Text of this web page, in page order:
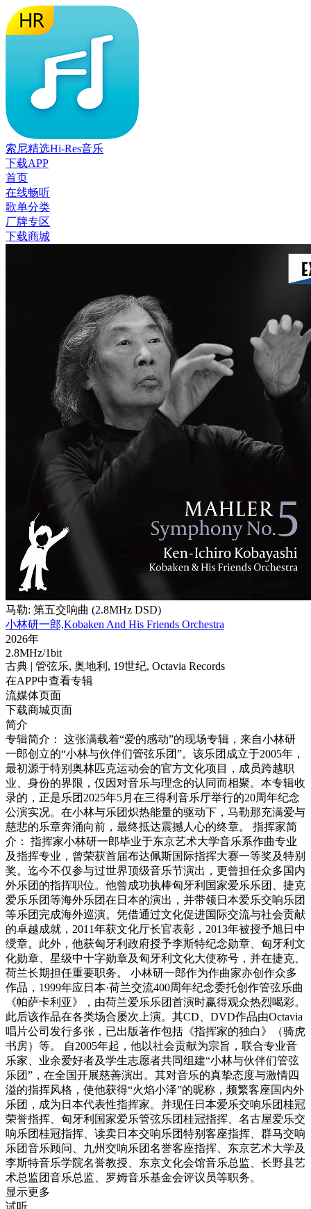
索尼精选Hi-Res音乐
下载APP
首页
在线畅听
歌单分类
厂牌专区
下载商城
马勒: 第五交响曲 (2.8MHz DSD)
小林研一郎,Kobaken And His Friends Orchestra
2026年
2.8MHz/1bit
古典 | 管弦乐, 奥地利, 19世纪, Octavia Records
在APP中查看专辑
流媒体页面
下载商城页面
简介
专辑简介： 这张满载着“爱的感动”的现场专辑，来自小林研
一郎创立的“小林与伙伴们管弦乐团”。该乐团成立于2005年，
最初源于特别奥林匹克运动会的官方文化项目，成员跨越职
业、身份的界限，仅因对音乐与理念的认同而相聚。本专辑收
录的，正是乐团2025年5月在三得利音乐厅举行的20周年纪念
公演实况。在小林与乐团炽热能量的驱动下，马勒那充满爱与
慈悲的乐章奔涌向前，最终抵达震撼人心的终章。 指挥家简
介： 指挥家小林研一郎毕业于东京艺术大学音乐系作曲专业
及指挥专业，曾荣获首届布达佩斯国际指挥大赛一等奖及特别
奖。迄今不仅参与过世界顶级音乐节演出，更曾担任众多国内
外乐团的指挥职位。他曾成功执棒匈牙利国家爱乐乐团、捷克
爱乐乐团等海外乐团在日本的演出，并带领日本爱乐交响乐团
等乐团完成海外巡演。凭借通过文化促进国际交流与社会贡献
的卓越成就，2011年获文化厅长官表彰，2013年被授予旭日中
绶章。此外，他获匈牙利政府授予李斯特纪念勋章、匈牙利文
化勋章、星级中十字勋章及匈牙利文化大使称号，并在捷克、
荷兰长期担任重要职务。 小林研一郎作为作曲家亦创作众多
作品，1999年应日本·荷兰交流400周年纪念委托创作管弦乐曲
《帕萨卡利亚》，由荷兰爱乐乐团首演时赢得观众热烈喝彩。
此后该作品在各类场合屡次上演。其CD、DVD作品由Octavia
唱片公司发行多张，已出版著作包括《指挥家的独白》（骑虎
书房）等。 自2005年起，他以社会贡献为宗旨，联合专业音
乐家、业余爱好者及学生志愿者共同组建“小林与伙伴们管弦
乐团”，在全国开展慈善演出。其对音乐的真挚态度与激情四
溢的指挥风格，使他获得“火焰小泽”的昵称，频繁客座国内外
乐团，成为日本代表性指挥家。并现任日本爱乐交响乐团桂冠
荣誉指挥、匈牙利国家爱乐管弦乐团桂冠指挥、名古屋爱乐交
响乐团桂冠指挥、读卖日本交响乐团特别客座指挥、群马交响
乐团音乐顾问、九州交响乐团名誉客座指挥、东京艺术大学及
李斯特音乐学院名誉教授、东京文化会馆音乐总监、长野县艺
术总监团音乐总监、罗姆音乐基金会评议员等职务。
显示更多
试听